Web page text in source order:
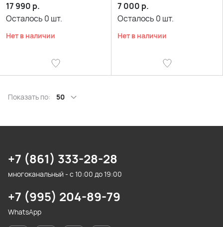
17 990 р.
Осталось 0 шт.
Нет в наличии
7 000 р.
Осталось 0 шт.
Нет в наличии
Показать по: 50
+7 (861) 333-28-28
многоканальный - с 10:00 до 19:00
+7 (995) 204-89-79
WhatsApp